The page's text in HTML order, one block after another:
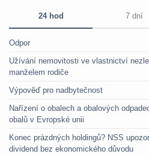
24 hod 7 dní
Odpor
Užívání nemovitosti ve vlastnictví
manželem rodiče
Výpověď pro nadbytečnost
Nařízení o obalech a obalových
obalů v Evropské unii
Konec prázdných holdingů? NSS
dividend bez ekonomického důvodu